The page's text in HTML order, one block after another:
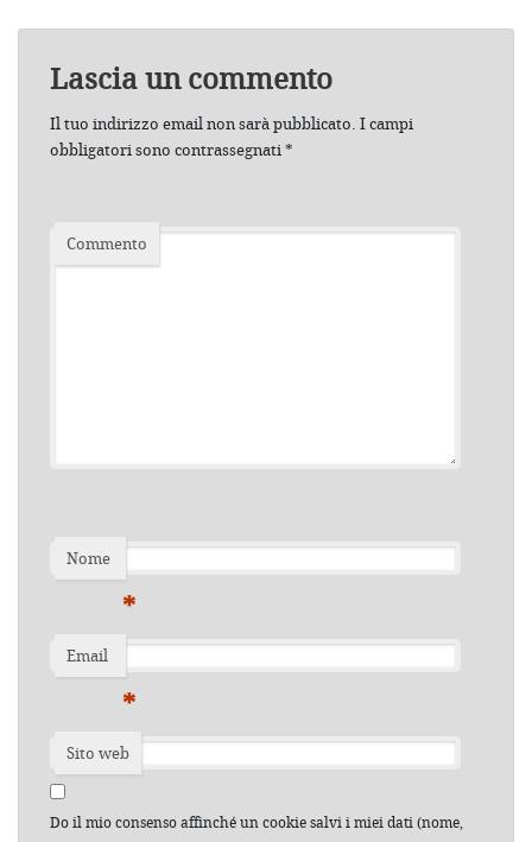
Lascia un commento
Il tuo indirizzo email non sarà pubblicato. I campi
obbligatori sono contrassegnati*
Commento
Nome
*
Email
*
Sito web
Do il mio consenso affinché un cookie salvi i miei dati (nome,